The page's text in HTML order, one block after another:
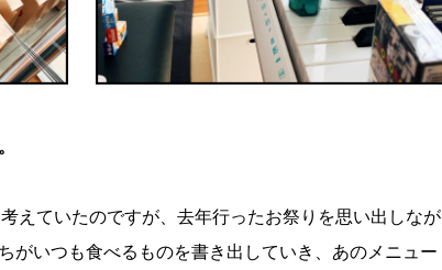
えていたのですが、去年行ったお祭りを思い出しなが
がいつも食べるものを書き出していき、あのメニュー